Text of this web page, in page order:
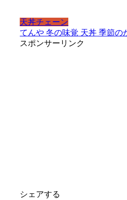
天丼チェーン
てんや 冬の味覚 天丼 季節の
スポンサーリンク
シェアする